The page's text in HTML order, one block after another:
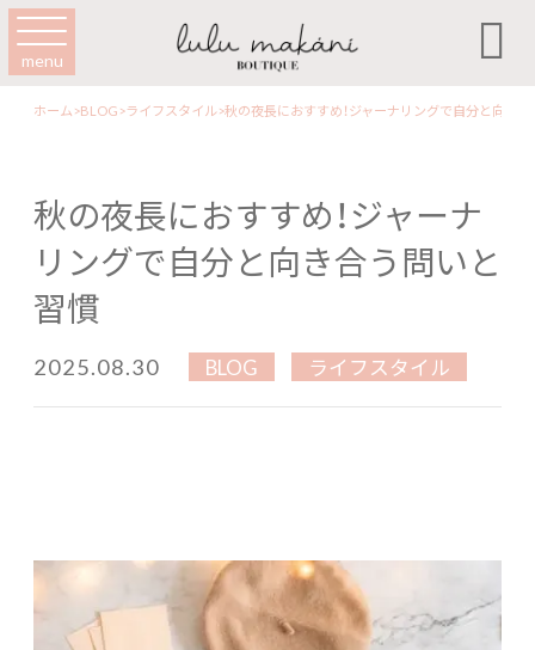
menu 
ホーム>BLOG>ライフスタイル>秋の夜長におすすめ！ジャーナリングで自分と向き
秋の夜長におすすめ！ジャーナ
リングで自分と向き合う問いと
習慣
2025.08.30 BLOG ライフスタイル